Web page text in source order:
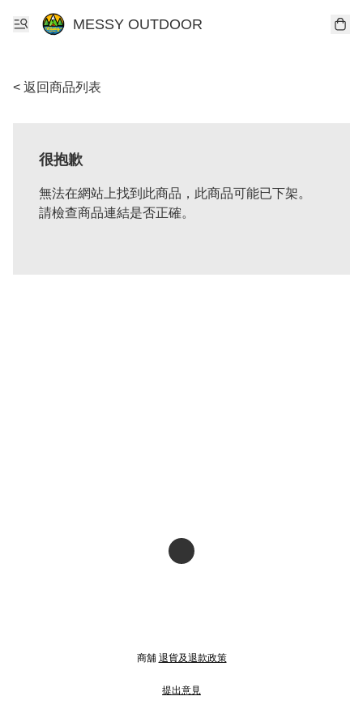
MESSY OUTDOOR
< 返回商品列表
很抱歉
無法在網站上找到此商品，此商品可能已下架。
請檢查商品連結是否正確。
商舖 退貨及退款政策
提出意見